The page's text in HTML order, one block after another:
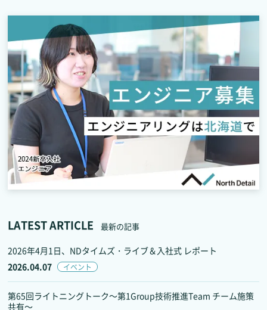
LATEST ARTICLE 最新の記事
2026.04.07 イベント
2026年4月1日、NDタイムズ・ライブ＆入社式 レポート
第65回ライトニングトーク～第1Group技術推進Team チーム施策
共有～